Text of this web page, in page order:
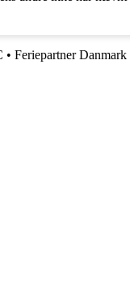
• Feriepartner Danmark